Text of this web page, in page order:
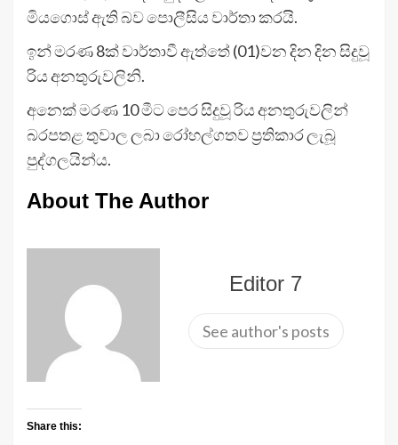
මියගොස් ඇති බව පොලීසිය වාර්තා කරයි.
ඉන් මරණ 8ක් වාර්තාවී ඇත්තේ (01)වන දින දින සිදුවූ
රිය අනතුරුවලිනි.
අනෙක් මරණ 10 මීට පෙර සිදුවූ රිය අනතුරුවලින්
බරපතළ තුවාල ලබා රෝහල්ගතව ප්‍රතිකාර ලැබූ
පුද්ගලයින්ය.
About The Author
Editor 7
See author's posts
Share this: